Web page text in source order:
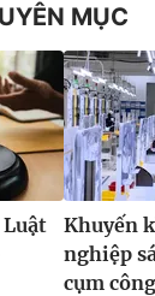
MỤC
Luật
Khuyến
nghiệp
cụm